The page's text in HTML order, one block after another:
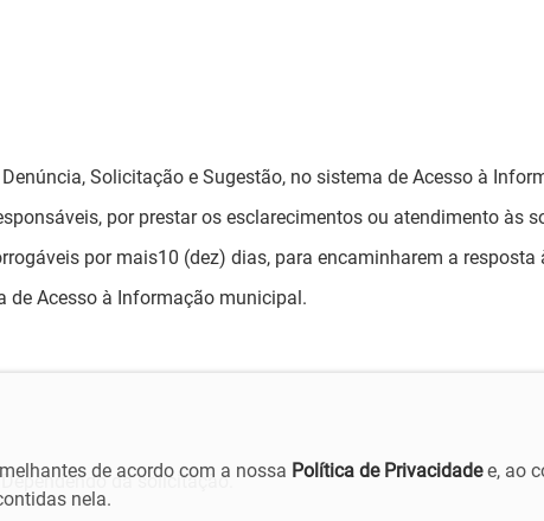
Solicitação e Sugestão, no sistema de Acesso à
por prestar os esclarecimentos ou atendimento às
por mais10 (dez) dias, para encaminharem a resposta
de Acesso à Informação municipal.
da solicitação.
de acordo com a nossa Política de Privacidadee, ao
nela.